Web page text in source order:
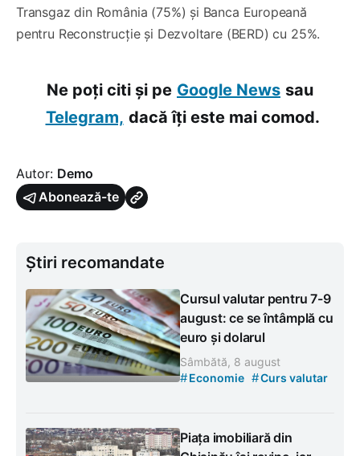
Transgaz din România (75%) și Banca Europeană
pentru Reconstrucție și Dezvoltare (BERD) cu 25%.
Ne poți citi și pe Google News sau
Telegram, dacă îți este mai comod.
Autor: Demo
Abonează-te
Știri recomandate
Cursul valutar pentru 7-9
august: ce se întâmplă cu
euro și dolarul
Sâmbătă, 8 august
#Economie #Curs valutar
Piața imobiliară din